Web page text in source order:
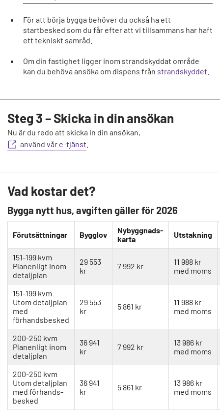
För att börja bygga behöver du också ha ett
startbesked som du får efter att vi tillsammans har haft
ett tekniskt samråd.
Om din fastighet ligger inom strandskyddat område
kan du behöva ansöka om dispens från strandskyddet.
Steg 3 – Skicka in din ansökan
Nu är du redo att skicka in din ansökan,
använd vår e-tjänst
Vad kostar det?
Bygga nytt hus, avgiften gäller för 2026
Förutsättningar Bygglov
Nybyggnads-
karta
Utstakning
151-199 kvm
Planenligt inom
detaljplan
29 553
kr
7 992 kr
11 988 kr
med moms
151-199 kvm
Utom detaljplan
med
förhandsbesked
29 553
kr
5 861 kr
11 988 kr
med moms
200-250 kvm
Planenligt inom
detaljplan
36 941
kr
7 992 kr
13 986 kr
med moms
200-250 kvm
Utom detaljplan
med förhands-
besked
36 941
kr
5 861 kr
13 986 kr
med moms